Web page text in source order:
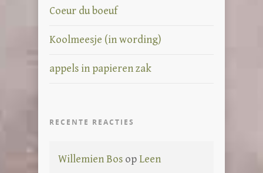
Coeur du boeuf
Koolmeesje (in wording)
appels in papieren zak
RECENTE REACTIES
Willemien Bos opLeen